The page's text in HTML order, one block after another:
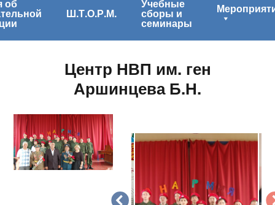
об
Ш.Т.О.Р.М.
Учебные
сборы и
семинары
Центр НВП им. ген
Аршинцева Б.Н.